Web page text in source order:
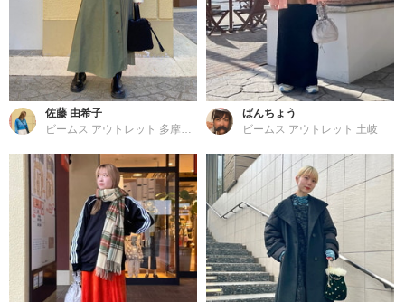
佐藤 由希子
ビームス アウトレット 多摩南大沢
ばんちょう
ビームス アウトレット 土岐